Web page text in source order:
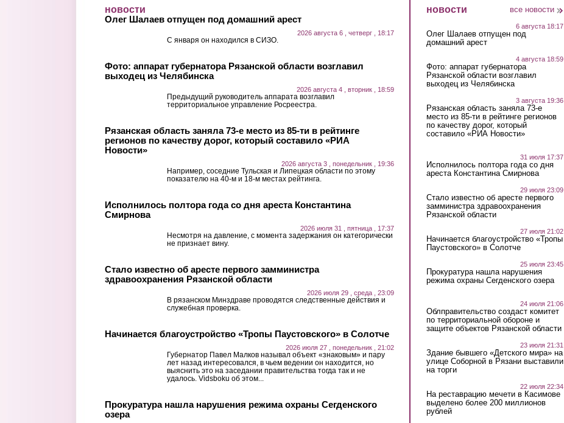
новости
Олег Шалаев отпущен под домашний арест
2026 августа 6 , четверг , 18:17
С января он находился в СИЗО.
Фото: аппарат губернатора Рязанской области возглавил
выходец из Челябинска
2026 августа 4 , вторник , 18:59
Предыдущий руководитель аппарата возглавил
территориальное управление Росреестра.
Рязанская область заняла 73-е место из 85-ти в рейтинге
регионов по качеству дорог, который составило «РИА
Новости»
2026 августа 3 , понедельник , 19:36
Например, соседние Тульская и Липецкая области по этому
показателю на 40-м и 18-м местах рейтинга.
Исполнилось полтора года со дня ареста Константина
Смирнова
2026 июля 31 , пятница , 17:37
Несмотря на давление, с момента задержания он категорически
не признает вину.
Стало известно об аресте первого замминистра
здравоохранения Рязанской области
2026 июля 29 , среда , 23:09
В рязанском Минздраве проводятся следственные действия и
служебная проверка.
Начинается благоустройство «Тропы Паустовского» в Солотче
2026 июля 27 , понедельник , 21:02
Губернатор Павел Малков называл объект «знаковым» и пару
лет назад интересовался, в чьем ведении он находится, но
выяснить это на заседании правительства тогда так и не
удалось. Vidsboku об этом...
Прокуратура нашла нарушения режима охраны Сегденского
озера
новости все новости
6 августа 18:17
Олег Шалаев отпущен под
домашний арест
4 августа 18:59
Фото: аппарат губернатора
Рязанской области возглавил
выходец из Челябинска
3 августа 19:36
Рязанская область заняла 73-е
место из 85-ти в рейтинге регионов
по качеству дорог, который
составило «РИА Новости»
31 июля 17:37
Исполнилось полтора года со дня
ареста Константина Смирнова
29 июля 23:09
Стало известно об аресте первого
замминистра здравоохранения
Рязанской области
27 июля 21:02
Начинается благоустройство «Тропы
Паустовского» в Солотче
25 июля 23:45
Прокуратура нашла нарушения
режима охраны Сегденского озера
24 июля 21:06
Облправительство создаст комитет
по территориальной обороне и
защите объектов Рязанской области
23 июля 21:31
Здание бывшего «Детского мира» на
улице Соборной в Рязани выставили
на торги
22 июля 22:34
На реставрацию мечети в Касимове
выделено более 200 миллионов
рублей